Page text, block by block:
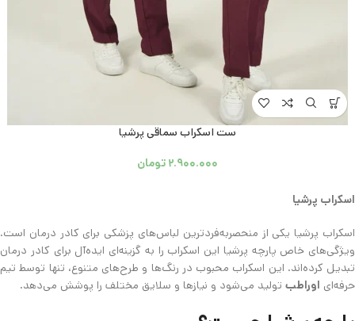
ست اسکراب سماقی پرشیا
۲.۹۰۰.۰۰۰ تومان
اسکراب پرشیا
اسکراب پرشیا یکی از منحصربه‌فردترین لباس‌های پزشکی برای کادر درمان است.
ویژگی‌های خاص پارچه پرشیا این اسکراب را به گزینه‌ای ایده‌آل برای کادر درمان
تبدیل کرده‌اند. این اسکراب محبوب در رنگ‌ها و طرح‌های متنوع، تنها توسط تیم
حرفه‌ای اوراطب تولید می‌شود و نیازها و سلایق مختلف را پوشش می‌دهد.